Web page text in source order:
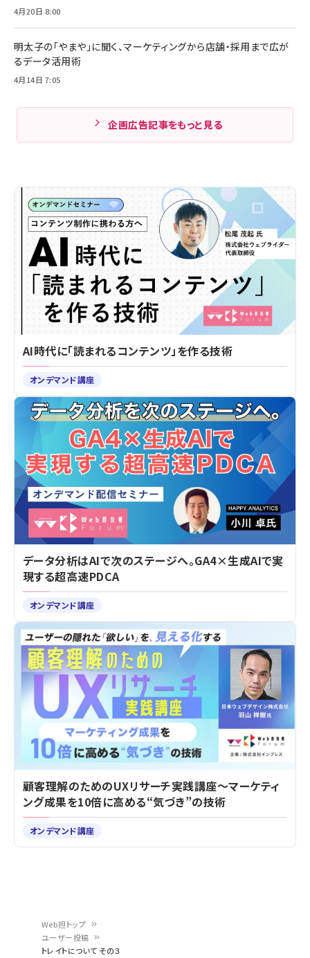
Web担トップ
ユーザー投稿
トレイトについて その３
4月20日 8:00
明太子の「やまや」に聞く、マーケティングから店舗・採用まで広が
るデータ活用術
4月14日 7:05
企画広告記事をもっと見る
AI時代に「読まれるコンテンツ」を作る技術
オンデマンド講座
データ分析はAIで次のステージへ。GA4×生成AIで実
現する超高速PDCA
オンデマンド講座
顧客理解のためのUXリサーチ実践講座～マーケティ
ング成果を10倍に高める“気づき”の技術
オンデマンド講座